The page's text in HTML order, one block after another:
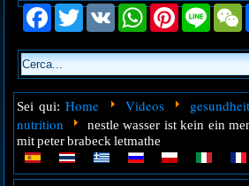
Facebook
Twitter VK WhatsAppPinterestLine
Sei qui:Home Videos
nutrition
nestle wasser ist kein ein
mit peter brabeck letmathe